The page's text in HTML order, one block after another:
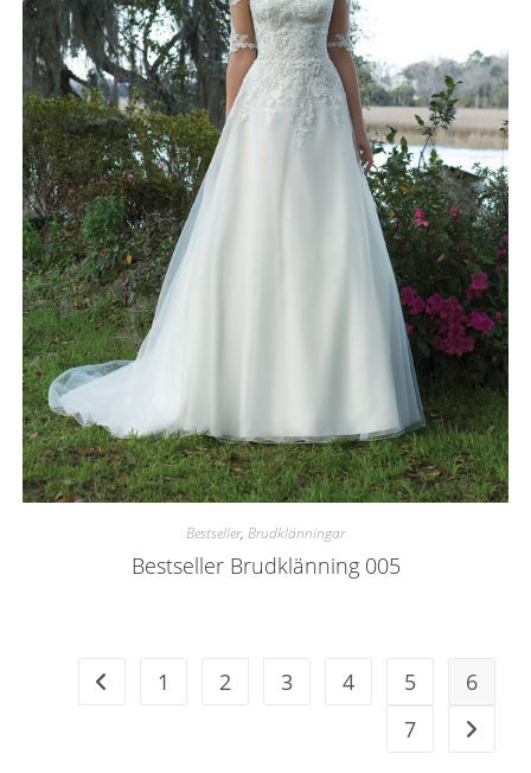
Bestseller, Brudklänningar
Bestseller Brudklänning 005
1 2 3 4 5
6
7